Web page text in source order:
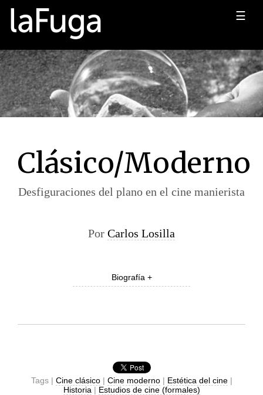
☰
Clásico/Moderno
Desfiguraciones del plano en el cine manierista
Por Carlos Losilla
Biografía +
Tags | Cine clásico| Cine moderno| Estética del cine|
Historia | Estudios de cine (formales)